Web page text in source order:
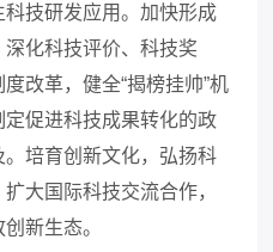
技研发应用。加快形成
化科技评价、科技奖
度改革，健全“揭榜挂帅”机
促进科技成果转化的政
培育创新文化，弘扬科
大国际科技交流合作，
新生态。